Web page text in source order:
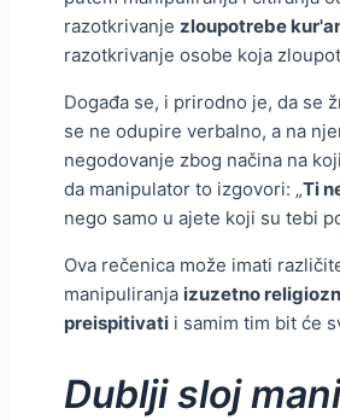
razotkrivanje zloupotrebe
razotkrivanje osobe koja
Događa se, i prirodno je, da se
se ne odupire verbalno, a na
negodovanje zbog načina na
da manipulator to izgovori: „Ti
nego samo u ajete koji su tebi
Ova rečenica može imati
manipuliranja izuzetno
preispitivati i samim tim bit će
Dublji sloj